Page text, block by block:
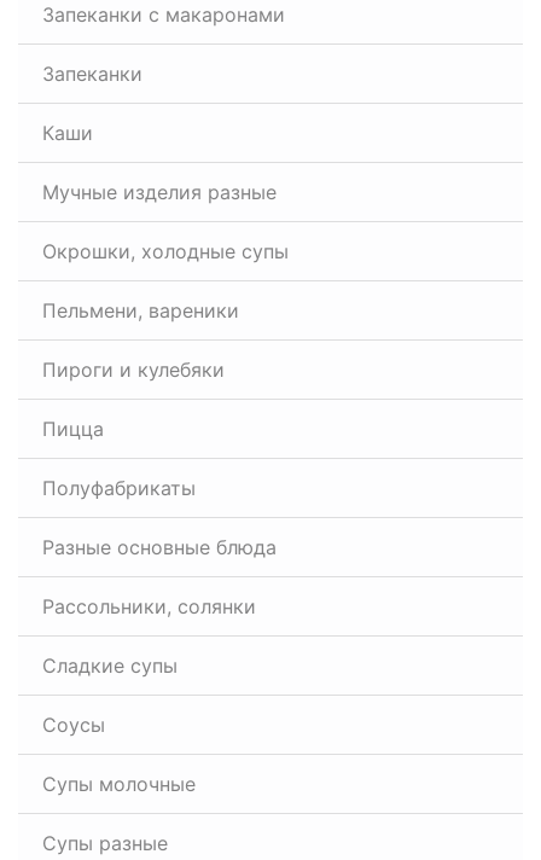
Запеканки с макаронами
Запеканки
Каши
Мучные изделия разные
Окрошки, холодные супы
Пельмени, вареники
Пироги и кулебяки
Пицца
Полуфабрикаты
Разные основные блюда
Рассольники, солянки
Сладкие супы
Соусы
Супы молочные
Супы разные